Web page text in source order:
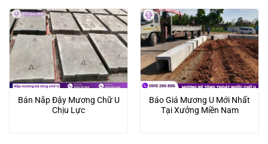
Bán Nắp Đậy Mương Chữ U
Chịu Lực
Báo Giá Mương U Mới Nhất
Tại Xưởng Miền Nam